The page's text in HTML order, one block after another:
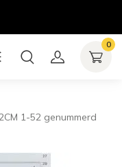
0
1-52 genummerd